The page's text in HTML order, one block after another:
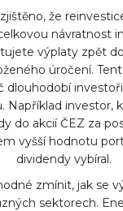
že
návratnost
výplaty zpět
úročení.
dlouhodobí
Například investor,
do akcií ČEZ za
vyšší hodnotu
dividendy vybíral.
zmínit, jak se
sektorech.